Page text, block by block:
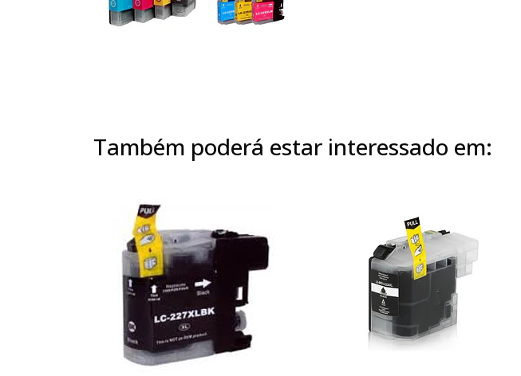
Também poderá estar interessado em: